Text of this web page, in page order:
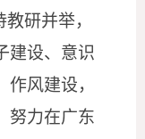
研并举，
建设、意识
风建设，
努力在广东